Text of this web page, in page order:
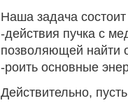
Наша задача
-действия пучка с
позволяющей найти
-роить основные
Действительно,